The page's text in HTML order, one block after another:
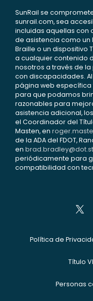
SunRail se
sunrail.com, sea
incluidas aquellas con
de asistencia como un
Braille o un dispositivo
a cualquier contenido
nosotros a través de
con discapacidades.
página web
para que podamos
razonables para
asistencia adicional,
el Coordinador del
Masten, en
de la ADA del FDOT,
en
periódicamente para
compatibilidad con
Política de
Título
Personas